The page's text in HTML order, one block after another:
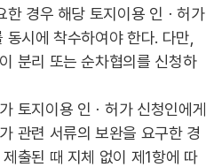
한 경우 해당 토지이용 인ㆍ허가
시에 착수하여야 한다. 다만,
분리 또는 순차협의를 신청하
토지이용 인ㆍ허가 신청인에게
관련 서류의 보완을 요구한 경
출된 때 지체 없이 제1항에 따